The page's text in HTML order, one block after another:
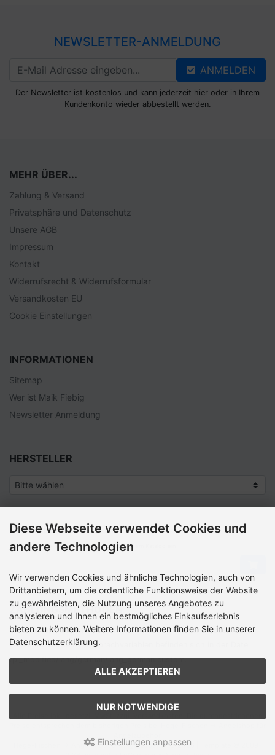
NEWSLETTER-ANMELDUNG
ANMELDEN
Der Newsletter ist kostenlos und kann jederzeit hier oder in Ihrem
Kundenkonto wieder abbestellt werden.
MEHR ÜBER...
Zahlung & Versand
Privatsphäre und Datenschutz
Unsere AGB
Impressum
Kontakt
Widerrufsrecht & Widerrufsformular
Versandkosten EU
Cookie Einstellungen
INFORMATIONEN
Sitemap
Wer ist Maik Fiebig
Newsletter Anmeldung
HERSTELLER
SCHNELLKAUF
Bitte geben Sie die Artikelnummer aus unserem Katalog ein.
ZAHLUNGSMETHODEN
Die Box kann unter tpl_modified/boxes/­box_miscellaneous.html
verändert werden. Die Sprachvariablen befinden sich in der Datei
tpl_modified/lang/­german/lang_german.custom.
Hege-Fischen -> Angelshop für Angelzubehör © 2026 | Template © 2009-
Diese Webseite verwendet Cookies und
andere Technologien
Wir verwenden Cookies und ähnliche Technologien, auch von
Drittanbietern, um die ordentliche Funktionsweise der Website
zu gewährleisten, die Nutzung unseres Angebotes zu
analysieren und Ihnen ein bestmögliches Einkaufserlebnis
bieten zu können. Weitere Informationen finden Sie in unserer
Datenschutzerklärung.
ALLE AKZEPTIEREN
NUR NOTWENDIGE
Einstellungen anpassen